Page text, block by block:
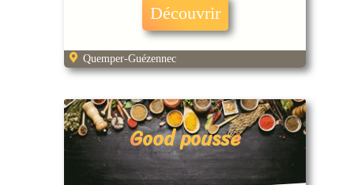
Découvrir
Quemper-Guézennec
Good pousse